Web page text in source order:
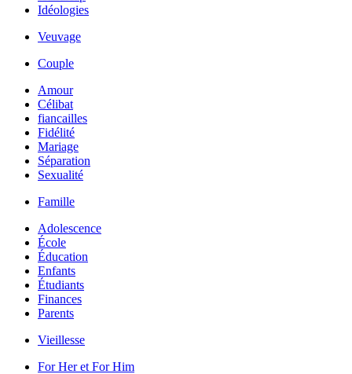
Idéologies
Veuvage
Couple
Amour
Célibat
fiancailles
Fidélité
Mariage
Séparation
Sexualité
Famille
Adolescence
École
Éducation
Enfants
Étudiants
Finances
Parents
Vieillesse
For Her et For Him